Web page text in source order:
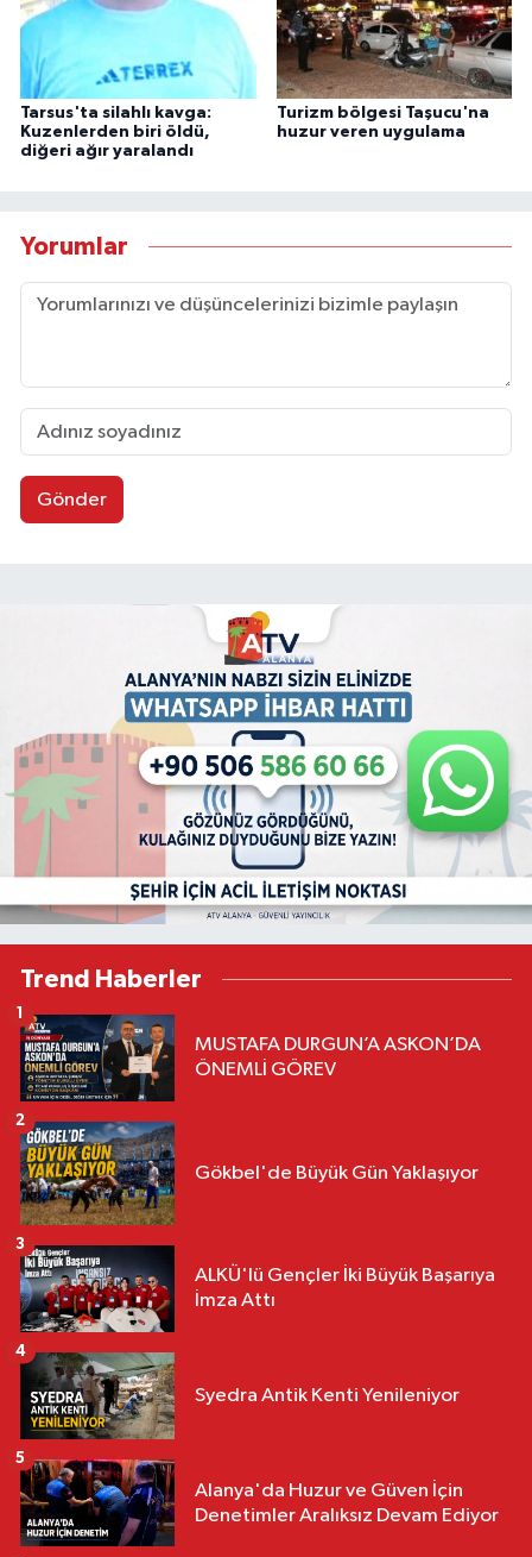
Tarsus'ta silahlı kavga:
Kuzenlerden biri öldü,
diğeri ağır yaralandı
Turizm bölgesi Taşucu'na
huzur veren uygulama
Yorumlar
Gönder
Trend Haberler
MUSTAFA DURGUN’A ASKON’DA
ÖNEMLİ GÖREV
1
Gökbel'de Büyük Gün Yaklaşıyor
2
ALKÜ'lü Gençler İki Büyük Başarıya
İmza Attı
3
Syedra Antik Kenti Yenileniyor
4
Alanya'da Huzur ve Güven İçin
Denetimler Aralıksız Devam Ediyor
5